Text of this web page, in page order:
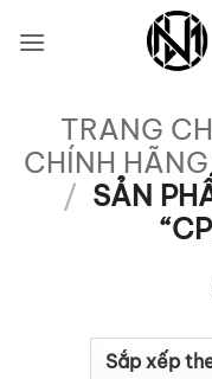
qua
TRANG
CHÍNH
/ SẢN